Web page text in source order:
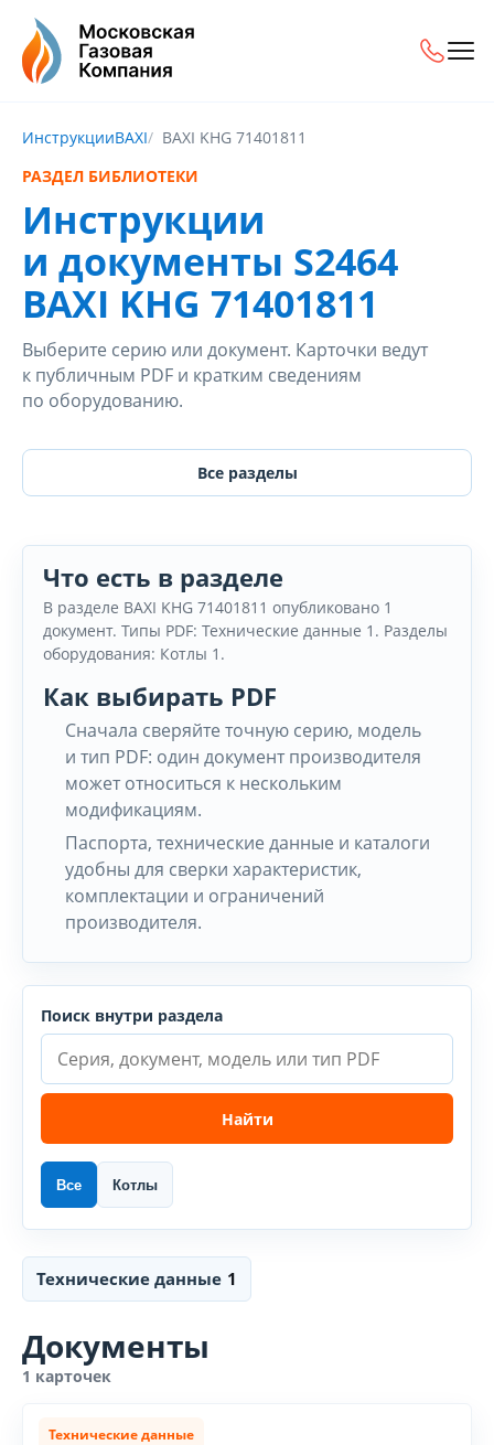
ИнструкцииBAXI
BAXI KHG 71401811
РАЗДЕЛ БИБЛИОТЕКИ
Инструкции
и документы S2464
BAXI KHG 71401811
Выберите серию или документ. Карточки ведут
к публичным PDF и кратким сведениям
по оборудованию.
Все разделы
Что есть в разделе
В разделе BAXI KHG 71401811 опубликовано 1
документ. Типы PDF: Технические данные 1. Разделы
оборудования: Котлы 1.
Как выбирать PDF
Сначала сверяйте точную серию, модель
и тип PDF: один документ производителя
может относиться к нескольким
модификациям.
Паспорта, технические данные и каталоги
удобны для сверки характеристик,
комплектации и ограничений
производителя.
Поиск внутри раздела
Найти
Все Котлы
Технические данные 1
Документы
1 карточек
Технические данные